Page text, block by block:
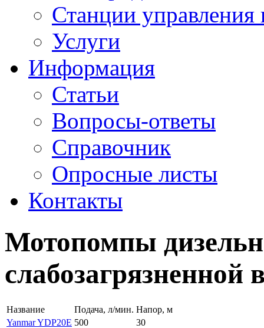
Станции управления
Услуги
Информация
Статьи
Вопросы-ответы
Справочник
Опросные листы
Контакты
Мотопомпы
Название Подача, л/мин. Напор, м
Yanmar YDP20E 500
30